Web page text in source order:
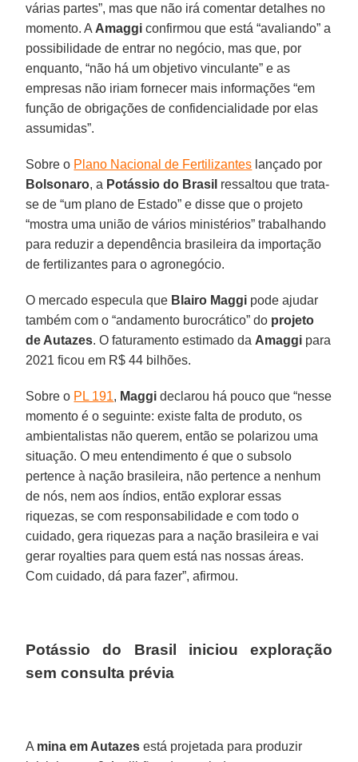
várias partes”, mas que não irá comentar detalhes no
momento. A Amaggi confirmou que está “avaliando” a
possibilidade de entrar no negócio, mas que, por
enquanto, “não há um objetivo vinculante” e as
empresas não iriam fornecer mais informações “em
função de obrigações de confidencialidade por elas
assumidas”.
Sobre o Plano Nacional de Fertilizantes lançado por
Bolsonaro, a Potássio do Brasil ressaltou que trata-
se de “um plano de Estado” e disse que o projeto
“mostra uma união de vários ministérios” trabalhando
para reduzir a dependência brasileira da importação
de fertilizantes para o agronegócio.
O mercado especula que Blairo Maggi pode ajudar
também com o “andamento burocrático” do projeto
de Autazes. O faturamento estimado da Amaggi para
2021 ficou em R$ 44 bilhões.
Sobre o PL 191, Maggi declarou há pouco que “nesse
momento é o seguinte: existe falta de produto, os
ambientalistas não querem, então se polarizou uma
situação. O meu entendimento é que o subsolo
pertence à nação brasileira, não pertence a nenhum
de nós, nem aos índios, então explorar essas
riquezas, se com responsabilidade e com todo o
cuidado, gera riquezas para a nação brasileira e vai
gerar royalties para quem está nas nossas áreas.
Com cuidado, dá para fazer”, afirmou.
Potássio do Brasil iniciou exploração
sem consulta prévia
A mina em Autazes está projetada para produzir